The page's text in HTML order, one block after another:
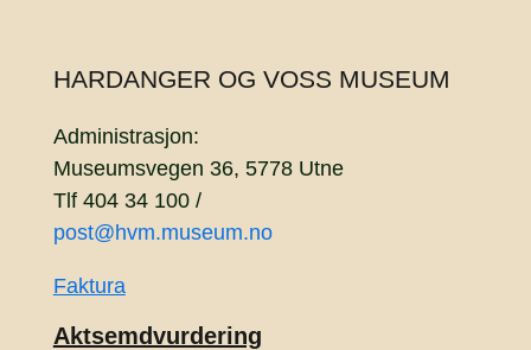
HARDANGER OG VOSS MUSEUM
Administrasjon:
Museumsvegen 36, 5778 Utne
Tlf 404 34 100 /
post@hvm.museum.no
Faktura
Aktsemdvurdering